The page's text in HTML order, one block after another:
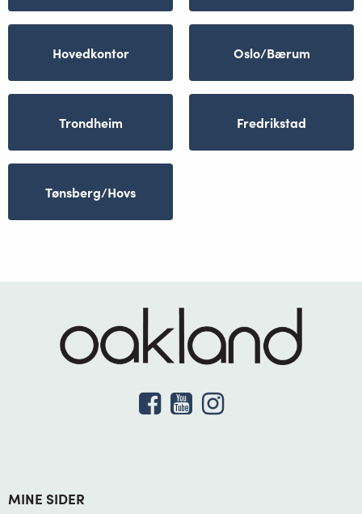
Hovedkontor Oslo/Bærum
Trondheim Fredrikstad
Tønsberg/Hovs
MINE SIDER